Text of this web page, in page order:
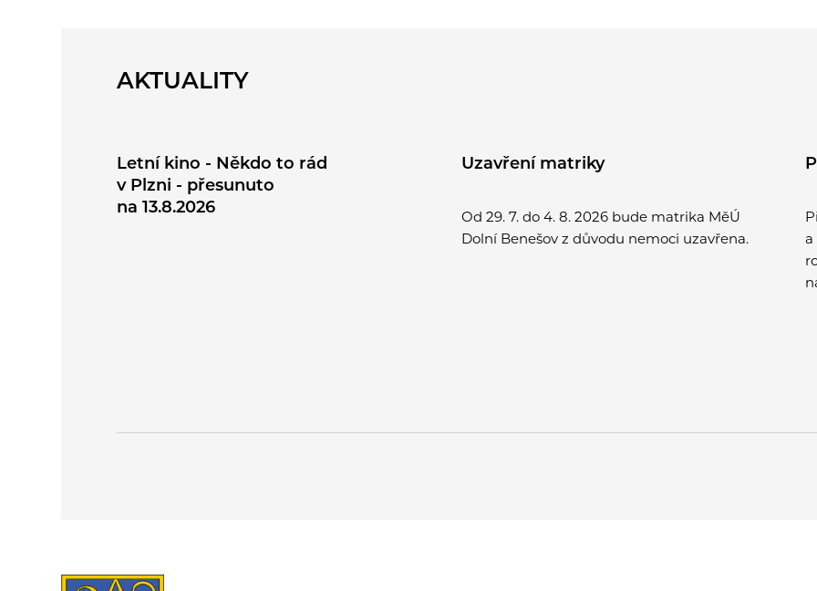
AKTUALITY
Letní kino - Někdo to rád
v Plzni - přesunuto
na 13.8.2026
Uzavření matriky
Od 29. 7. do 4. 8. 2026 bude matrika MěÚ
Dolní Benešov z důvodu nemoci uzavřena.
a